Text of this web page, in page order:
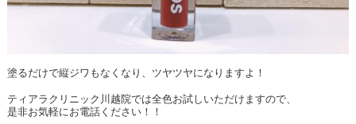
塗るだけで縦ジワもなくなり、ツヤツヤになりますよ！
ティアラクリニック川越院では全色お試しいただけますので、
是非お気軽にお電話ください！！